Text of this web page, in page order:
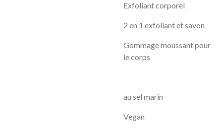
Exfoliant corporel
2 en 1 exfoliant et savon
Gommage moussant pour
le corps
au sel marin
Vegan